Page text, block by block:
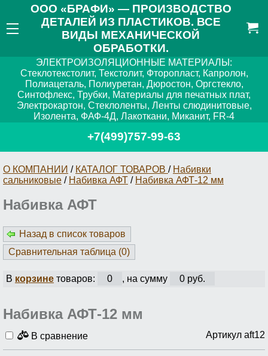
ООО «БРАФИ» — ПРОИЗВОДСТВО
ДЕТАЛЕЙ ИЗ ПЛАСТИКОВ. ВСЕ
ВИДЫ МЕХАНИЧЕСКОЙ
ОБРАБОТКИ.
ЭЛЕКТРОИЗОЛЯЦИОННЫЕ МАТЕРИАЛЫ:
Стеклотекстолит, Текстолит, Фторопласт, Капролон,
Полиацеталь, Полиуретан, Дюростон, Оргстекло,
Синтофлекс, Трубки, Материалы для печатных плат,
Электрокартон, Стеклоленты, Ленты слюдинитовые,
Изолента, ФАФ-4Д, Лакоткани, Миканит, FR-4
+7(499)757-99-63
О КОМПАНИИ / КАТАЛОГ ТОВАРОВ / Набивки
сальниковые / Набивка АФТ / Набивка АФТ-12 мм
Набивка АФТ
Назад в список товаров
Сравнительная таблица (0)
В корзинетоваров: 0 , на сумму 0 руб.
Набивка АФТ-12 мм
В сравнение Артикул aft12